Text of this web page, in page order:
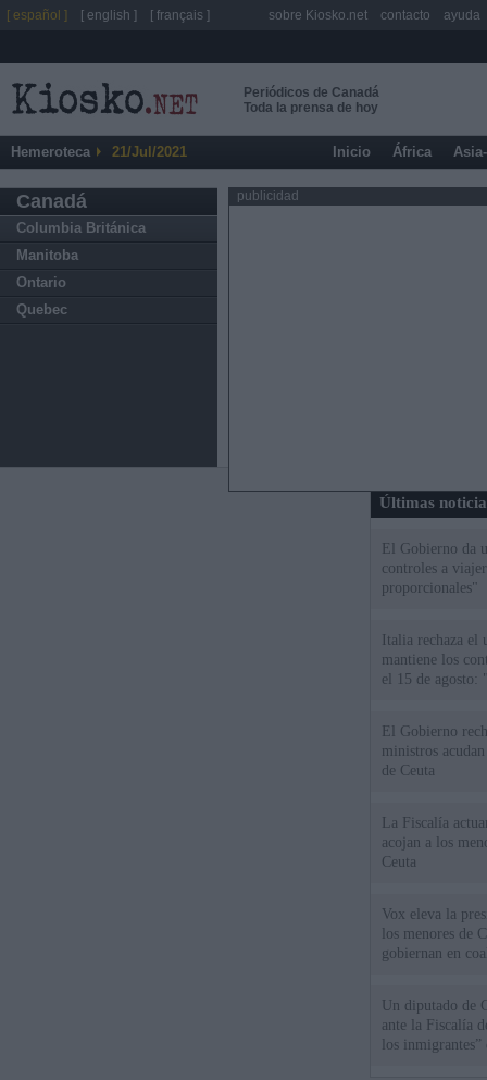
Periódicos de Canadá
Toda la prensa de hoy
Hemeroteca 21/Jul/2021 Inicio África
Canadá
Columbia Británica
Manitoba
Ontario
Quebec
publicidad
Últimas
El Gobierno da
controles a
proporcionales"
Italia rechaza
mantiene los
el 15 de agosto:
El Gobierno
ministros
de Ceuta
La Fiscalía
acojan a los
Ceuta
Vox eleva la
los menores de
gobiernan en
Un diputado de
ante la Fiscalía
los inmigrantes”
[ español ] [ english ] [ français ] sobre Kiosko.net contacto ayuda